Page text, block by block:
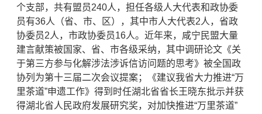
个支部，共有盟员240人，担任各级人大代表和政协委
员有36人（省、市、区），其中市人大代表2人，省政
协委员2人，市政协委员16人。近年来，咸宁民盟大量
建言献策被国家、省、市各级采纳，其中调研论文《关
于第三方参与化解涉法涉诉信访问题的思考》被全国政
协列为第十三届二次会议提案；《建议我省大力推进“万
里茶道”申遗工作》得到时任湖北省省长王晓东批示并获
得湖北省人民政府发展研究奖，对加快推进“万里茶道”